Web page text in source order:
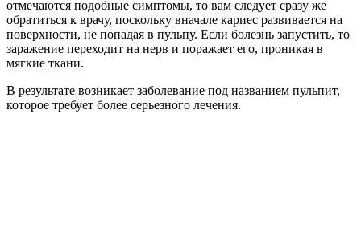
отмечаются подобные симптомы, то вам следует сразу же
обратиться к врачу, поскольку вначале кариес развивается на
поверхности, не попадая в пульпу. Если болезнь запустить, то
заражение переходит на нерв и поражает его, проникая в
мягкие ткани.
В результате возникает заболевание под названием пульпит,
которое требует более серьезного лечения.